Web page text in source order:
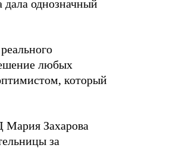
однозначный
любых
который
Мария Захарова
за